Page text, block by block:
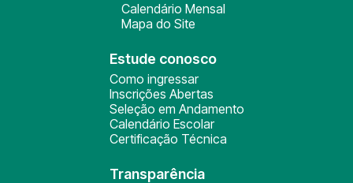
Calendário Mensal
Mapa do Site
Estude conosco
Como ingressar
Inscrições Abertas
Seleção em Andamento
Calendário Escolar
Certificação Técnica
Transparência